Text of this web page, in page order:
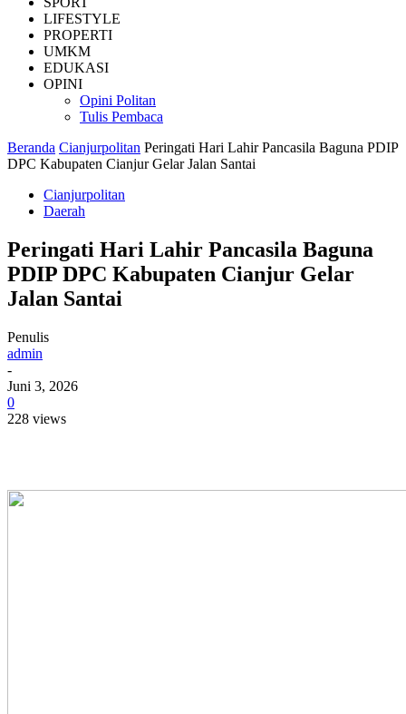
LIFESTYLE
PROPERTI
UMKM
EDUKASI
OPINI
Opini Politan
Tulis Pembaca
Beranda Cianjurpolitan Peringati Hari Lahir Pancasila Baguna PDIP
DPC Kabupaten Cianjur Gelar Jalan Santai
Cianjurpolitan
Daerah
Peringati Hari Lahir Pancasila Baguna
PDIP DPC Kabupaten Cianjur Gelar
Jalan Santai
Penulis
admin
-
Juni 3, 2026
0
228 views